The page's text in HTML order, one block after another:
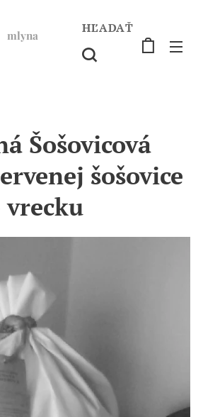
mlyna
HĽADAŤ
Šošovicová
šošovice
vrecku